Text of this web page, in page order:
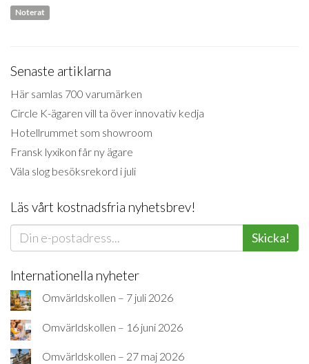
Noterat
Senaste artiklarna
Här samlas 700 varumärken
Circle K-ägaren vill ta över innovativ kedja
Hotellrummet som showroom
Fransk lyxikon får ny ägare
Väla slog besöksrekord i juli
Läs vårt kostnadsfria nyhetsbrev!
Skicka!
Internationella nyheter
Omvärldskollen – 7 juli 2026
Omvärldskollen – 16 juni 2026
Omvärldskollen – 27 maj 2026